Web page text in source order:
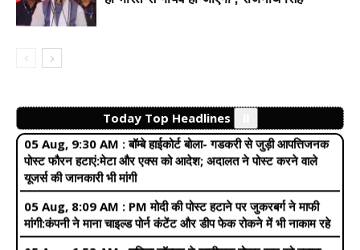
Today Top Headlines
05 Aug, 11:48 AM :
में बोलने की जरूरत नहीं
पोस्ट फौरन हटाएं:मेटा और एक्स को आदेश; अदालत ने पोस्ट करने वाले
यूजर्स की जानकारी भी मांगी
05 Aug, 8:09 AM :PM मोदी की पोस्ट हटाने पर जुकरबर्ग ने माफी
मांगी:कंपनी ने माना चाइल्ड पोर्न कंटेंट और डीप फेक रोकने में भी नाकाम रहे
05 Aug, 6:53 AM :महिला डॉक्टर ने शादीशुदा होकर खुद को बताया
सिंगल:जालंधर में पासपोर्ट बनाया, गुपचुप कनाडा भागी, पति बोला- गहने-कैश
भी ले गई